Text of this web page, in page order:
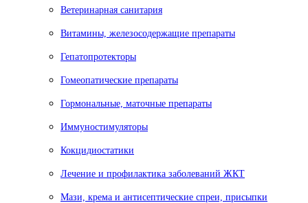
Ветеринарная санитария
Витамины, железосодержащие препараты
Гепатопротекторы
Гомеопатические препараты
Гормональные, маточные препараты
Иммуностимуляторы
Кокцидиостатики
Лечение и профилактика заболеваний ЖКТ
Мази, крема и антисептические спреи, присыпки